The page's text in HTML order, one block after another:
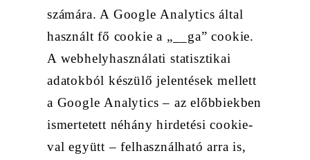
számára. A Google Analytics által
használt fő cookie a „__ga” cookie.
A webhelyhasználati statisztikai
adatokból készülő jelentések mellett
a Google Analytics – az előbbiekben
ismertetett néhány hirdetési cookie-
val együtt – felhasználható arra is,